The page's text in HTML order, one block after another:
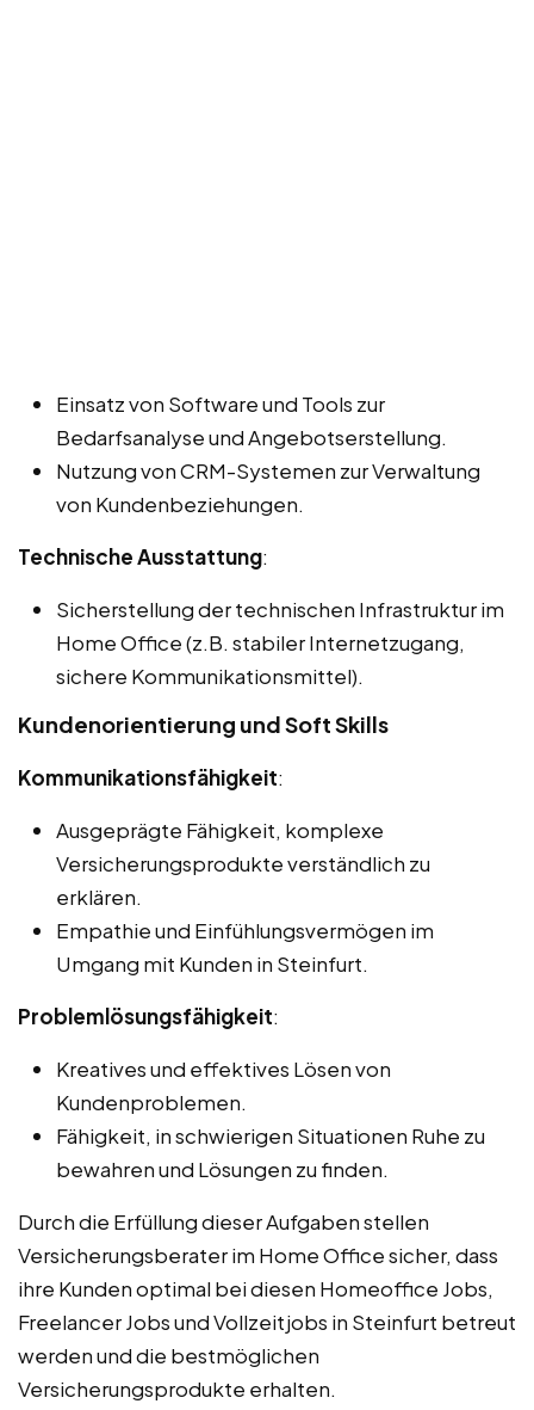
Einsatz von Software und Tools zur
Bedarfsanalyse und Angebotserstellung.
Nutzung von CRM-Systemen zur Verwaltung
von Kundenbeziehungen.
Technische Ausstattung:
Sicherstellung der technischen Infrastruktur im
Home Office (z.B. stabiler Internetzugang,
sichere Kommunikationsmittel).
Kundenorientierung und Soft Skills
Kommunikationsfähigkeit:
Ausgeprägte Fähigkeit, komplexe
Versicherungsprodukte verständlich zu
erklären.
Empathie und Einfühlungsvermögen im
Umgang mit Kunden in Steinfurt.
Problemlösungsfähigkeit:
Kreatives und effektives Lösen von
Kundenproblemen.
Fähigkeit, in schwierigen Situationen Ruhe zu
bewahren und Lösungen zu finden.
Durch die Erfüllung dieser Aufgaben stellen
Versicherungsberater im Home Office sicher, dass
ihre Kunden optimal bei diesen Homeoffice Jobs,
Freelancer Jobs und Vollzeitjobs in Steinfurt betreut
werden und die bestmöglichen
Versicherungsprodukte erhalten.